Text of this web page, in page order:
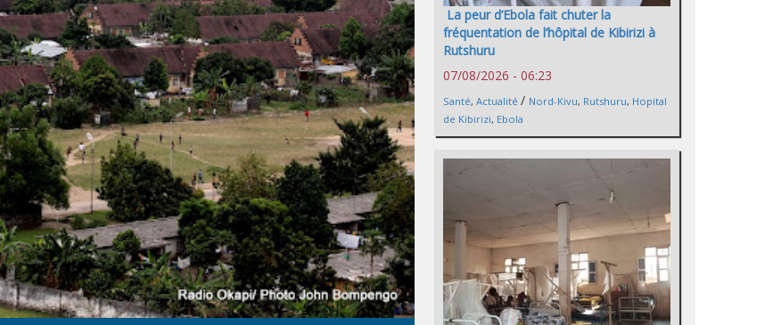
La peur d’Ebola fait chuter la
fréquentation de l’hôpital de Kibirizi à
Rutshuru
07/08/2026 - 06:23
Santé, Actualité / Nord-Kivu, Rutshuru, Hopital
de Kibirizi, Ebola